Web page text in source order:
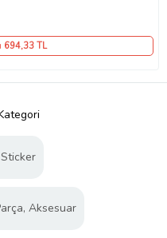
694,33 TL
Aksesuar